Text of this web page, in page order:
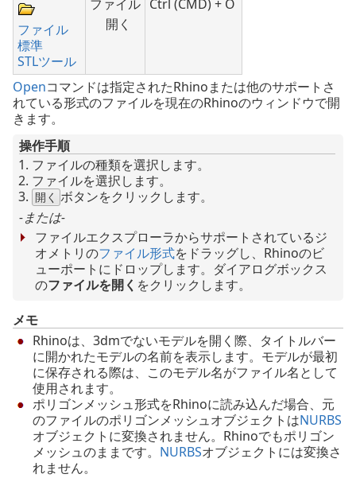
ファイル
標準
STLツール
ファイル
開く
Ctrl (CMD) + O
Openコマンドは指定されたRhinoまたは他のサポートさ
れている形式のファイルを現在のRhinoのウィンドウで開
きます。
操作手順
ファイルの種類を選択します。
ファイルを選択します。
開く ボタンをクリックします。
-または-
ファイルエクスプローラからサポートされているジ
オメトリのファイル形式をドラッグし、Rhinoのビ
ューポートにドロップします。ダイアログボックス
のファイルを開く をクリックします。
メモ
Rhinoは、3dmでないモデルを開く際、タイトルバー
に開かれたモデルの名前を表示します。モデルが最初
に保存される際は、このモデル名がファイル名として
使用されます。
ポリゴンメッシュ形式をRhinoに読み込んだ場合、元
のファイルのポリゴンメッシュオブジェクトはNURBS
オブジェクトに変換されません。Rhinoでもポリゴン
メッシュのままです。 NURBSオブジェクトには変換さ
れません。